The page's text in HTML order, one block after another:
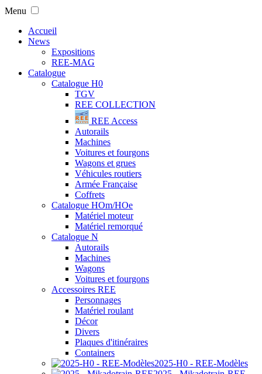
Menu
Accueil
News
Expositions
REE-MAG
Catalogue
Catalogue H0
TGV
REE COLLECTION
REE Access
Autorails
Machines
Voitures et fourgons
Wagons et grues
Véhicules routiers
Armée Française
Coffrets
Catalogue HOm/HOe
Matériel moteur
Matériel remorqué
Catalogue N
Autorails
Machines
Wagons
Voitures et fourgons
Accessoires REE
Personnages
Matériel roulant
Décor
Divers
Plaques d'itinéraires
Containers
2025-H0 - REE-Modèles